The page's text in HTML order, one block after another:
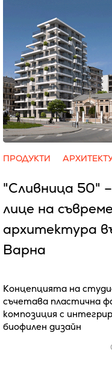
ПРОДУКТИ
"Сливница 50"
лице на
архитектура
Варна
Концепцията на
съчетава пластична
композиция с
биофилен дизайн